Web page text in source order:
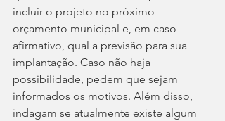
incluir o projeto no próximo
orçamento municipal e, em caso
afirmativo, qual a previsão para sua
implantação. Caso não haja
possibilidade, pedem que sejam
informados os motivos. Além disso,
indagam se atualmente existe algum